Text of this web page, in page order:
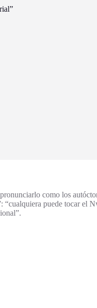
como los
puede tocar el